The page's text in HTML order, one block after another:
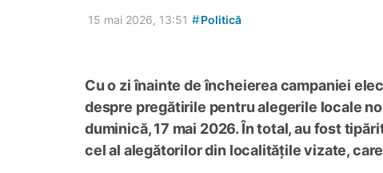
15 mai 2026, 13:51 #Politică
Cu o zi înainte de încheierea campaniei
despre pregătirile pentru alegerile locale
duminică, 17 mai 2026. În total, au fost
cel al alegătorilor din localitățile vizate,